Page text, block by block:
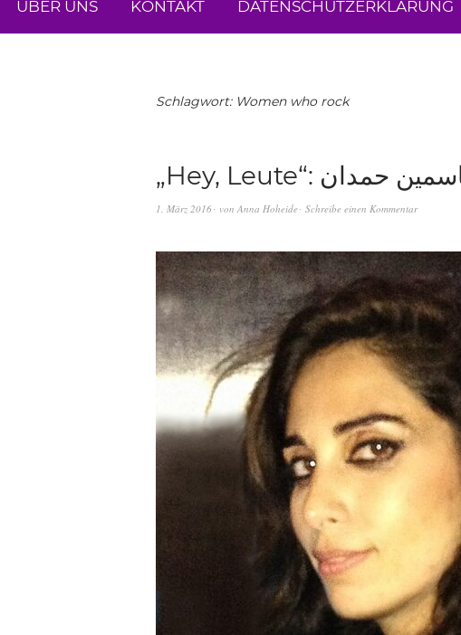
ÜBER UNS KONTAKT DATENSCHUTZERKLÄRUNG
Schlagwort: Women who rock
1. März 2016 von Anna Hoheide Schreibe einen Kommentar